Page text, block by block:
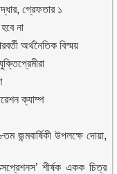
গ্রেফতার ১
না
অর্থনৈতিক বিস্ময়
ক্যাম্প
উপলক্ষে দোয়া,
শীর্ষক একক চিত্র